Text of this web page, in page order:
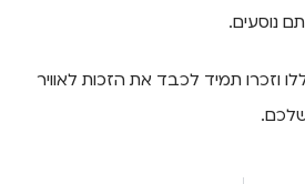
נוסעים.
וזכרו תמיד לכבד את הזכות לאוויר